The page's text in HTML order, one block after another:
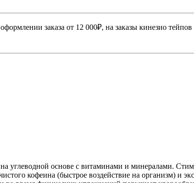
заказа от 12 000₽, на заказы кинезио тейпов
углеводной основе с витаминами и минералами.
кофеина (быстрое воздействие на организм) и